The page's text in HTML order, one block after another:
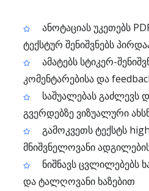
ანოტაციას უკეთებს
ტექსტურ შენიშვნებს
ამატებს სტიკერ-
კომენტარებისა და
საშუალებას გაძლევს
გვერდებზე ვიზუალური
გამოკვეთს ტექსტს
მნიშვნელოვანი
ნიშნავს ცვლილებებს
და ტალღოვანი ხაზებით